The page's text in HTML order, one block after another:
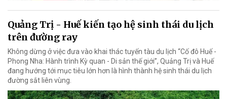
Quảng Trị - Huế kiến tạo hệ sinh thái du lịch
trên đường ray
Không dừng ở việc đưa vào khai thác tuyến tàu du lịch “Cố đô Huế -
Phong Nha: Hành trình Kỳ quan - Di sản thế giới”, Quảng Trị và Huế
đang hướng tới mục tiêu lớn hơn là hình thành hệ sinh thái du lịch
đường sắt liên vùng.